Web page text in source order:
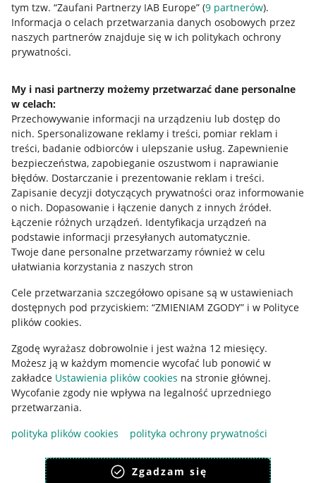
tym tzw. “Zaufani Partnerzy IAB Europe” (9 partnerów).
Informacja o celach przetwarzania danych osobowych przez
naszych partnerów znajduje się w ich politykach ochrony
prywatności.
My i nasi partnerzy możemy przetwarzać dane personalne
w celach:
Przechowywanie informacji na urządzeniu lub dostęp do
nich. Spersonalizowane reklamy i treści, pomiar reklam i
treści, badanie odbiorców i ulepszanie usług. Zapewnienie
bezpieczeństwa, zapobieganie oszustwom i naprawianie
błędów. Dostarczanie i prezentowanie reklam i treści.
Zapisanie decyzji dotyczących prywatności oraz informowanie
o nich. Dopasowanie i łączenie danych z innych źródeł.
Łączenie różnych urządzeń. Identyfikacja urządzeń na
podstawie informacji przesyłanych automatycznie.
Twoje dane personalne przetwarzamy również w celu
ułatwiania korzystania z naszych stron
Cele przetwarzania szczegółowo opisane są w ustawieniach
dostępnych pod przyciskiem: “ZMIENIAM ZGODY” i w Polityce
plików cookies.
Zgodę wyrażasz dobrowolnie i jest ważna 12 miesięcy.
Możesz ją w każdym momencie wycofać lub ponowić w
zakładce Ustawienia plików cookies na stronie głównej.
Wycofanie zgody nie wpływa na legalność uprzedniego
przetwarzania.
polityka plików cookies
polityka ochrony prywatności
Zgadzam się
Przydatne informacje
Jak to działa
Allegro Gadane dla sprzedających
Allegro Gadane dla kupujących
Mapa miejscowości
Informacje prawne
Regulamin
Polityka plików "cookies"
Ustawienia plików "cookies"
Udostępnianie lokalizacji
Informacje dla Aktu o Usługach Cyfrowych
Pobierz aplikację